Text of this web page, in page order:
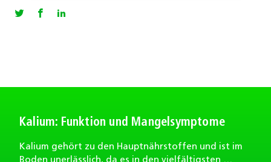
Kalium: Funktion und Mangelsymptome
Kalium gehört zu den Hauptnährstoffen und ist im